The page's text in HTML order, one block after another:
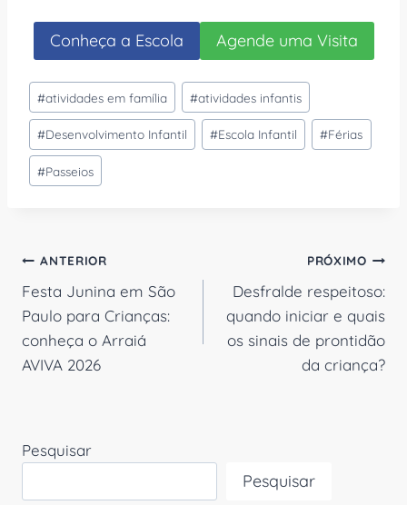
Conheça a Escola Agende uma Visita
Tags
do
Post:
#atividades em família #atividades infantis
#Desenvolvimento Infantil #Escola Infantil #Férias
#Passeios
Navegação
de
Post
ANTERIOR
Festa Junina em São
Paulo para Crianças:
conheça o Arraiá
AVIVA 2026
PRÓXIMO
Desfralde respeitoso:
quando iniciar e quais
os sinais de prontidão
da criança?
Pesquisar
Pesquisar